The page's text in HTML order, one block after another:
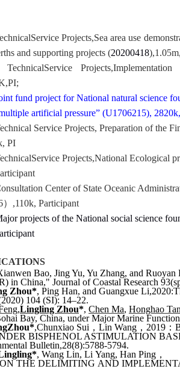
Service Projects,Sea area use
and supporting projects (20200418
TechnicalService Projects
fund project for National natural science
artificial pressure” (U1706215),
Service Projects, Preparation of the
PI
Service Projects,National Ecological
Center of State Oceanic
） ,110k, Participant
projects of the National social science
Bao, Jing Yu, Yu Zhang, and
in China," Journal of Coastal Research
Zhou*, Ping Han, and Guangxue Li,2020:
104 (SI): 14–22.
,Lingling Zhou*, Chen Ma, Honghao
Bay, China, under Major Marine
Zhou*,Chunxiao Sui ， Lin Wang ， 2019 ：
BISPHENOL ASTIMULATION
Bulletin,28(8):5788-5794.
, Wang Lin, Li Yang, Han Ping ，
THE DELIMITING AND